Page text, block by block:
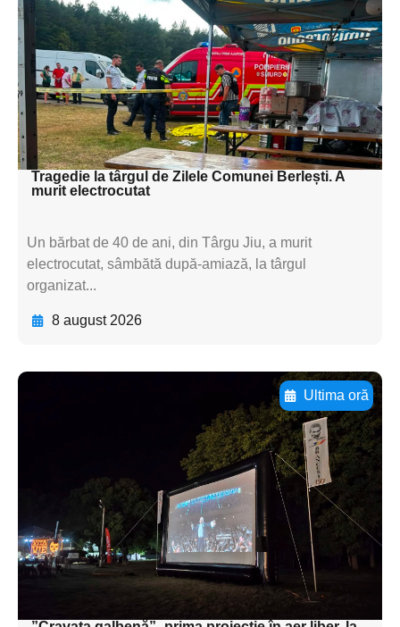
textul pentru
subtitluAdaugă aici
textul pentru
subtitluAdaugă aici
textul pentru subti
Tragedie la târgul de Zilele Comunei Berlești. A
murit electrocutat
Un bărbat de 40 de ani, din Târgu Jiu, a murit
electrocutat, sâmbătă după-amiază, la târgul
organizat...
8 august 2026
Ultima oră
Adaugă aici textul pentru
subtitluAdaugă aici
textul pentru
subtitluAdaugă aici
textul pentru
subtitluAdaugă aici
textul pentru subti